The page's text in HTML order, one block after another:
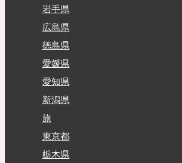
岩手県
広島県
徳島県
愛媛県
愛知県
新潟県
旅
東京都
栃木県